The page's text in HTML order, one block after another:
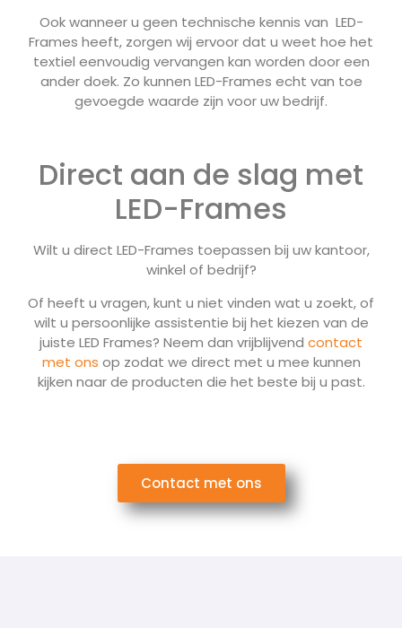
Ook wanneer u geen technische kennis van LED-
Frames heeft, zorgen wij ervoor dat u weet hoe het
textiel eenvoudig vervangen kan worden door een
ander doek. Zo kunnen LED-Frames echt van toe
gevoegde waarde zijn voor uw bedrijf.
Direct aan de slag met
LED-Frames
Wilt u direct LED-Frames toepassen bij uw kantoor,
winkel of bedrijf?
Of heeft u vragen, kunt u niet vinden wat u zoekt, of
wilt u persoonlijke assistentie bij het kiezen van de
juiste LED Frames? Neem dan vrijblijvend contact
met ons op zodat we direct met u mee kunnen
kijken naar de producten die het beste bij u past.
Contact met ons